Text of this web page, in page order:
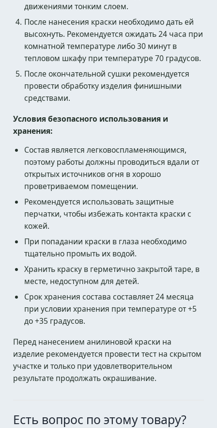
движениями тонким слоем.
После нанесения краски необходимо дать ей
высохнуть. Рекомендуется ожидать 24 часа при
комнатной температуре либо 30 минут в
тепловом шкафу при температуре 70 градусов.
После окончательной сушки рекомендуется
провести обработку изделия финишными
средствами.
Условия безопасного использования и
хранения:
Состав является легковоспламеняющимся,
поэтому работы должны проводиться вдали от
открытых источников огня в хорошо
проветриваемом помещении.
Рекомендуется использовать защитные
перчатки, чтобы избежать контакта краски с
кожей.
При попадании краски в глаза необходимо
тщательно промыть их водой.
Хранить краску в герметично закрытой таре, в
месте, недоступном для детей.
Срок хранения состава составляет 24 месяца
при условии хранения при температуре от +5
до +35 градусов.
Перед нанесением анилиновой краски на
изделие рекомендуется провести тест на скрытом
участке и только при удовлетворительном
результате продолжать окрашивание.
Есть вопрос по этому товару?